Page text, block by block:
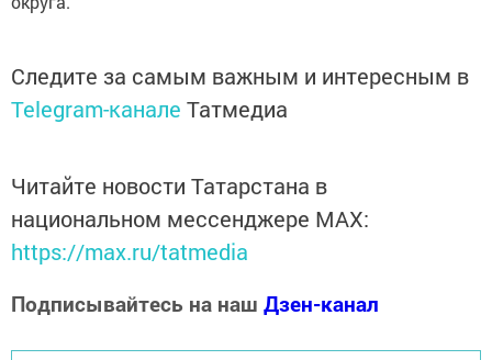
Следите за самым важным и интересным в
Telegram-канале Татмедиа
Читайте новости Татарстана в
национальном мессенджере MАХ:
https://max.ru/tatmedia
Подписывайтесь на наш Дзен-канал